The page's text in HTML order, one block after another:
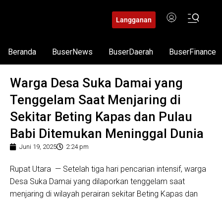
Langganan
Beranda BuserNews BuserDaerah BuserFinance
Warga Desa Suka Damai yang
Tenggelam Saat Menjaring di
Sekitar Beting Kapas dan Pulau
Babi Ditemukan Meninggal Dunia
Juni 19, 2025 2:24 pm
Rupat Utara — Setelah tiga hari pencarian intensif, warga
Desa Suka Damai yang dilaporkan tenggelam saat
menjaring di wilayah perairan sekitar Beting Kapas dan